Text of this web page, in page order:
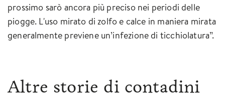
prossimo sarò ancora più preciso nei periodi delle
piogge. L'uso mirato di zolfo e calce in maniera mirata
generalmente previene un’infezione di ticchiolatura”.
Altre storie di contadini